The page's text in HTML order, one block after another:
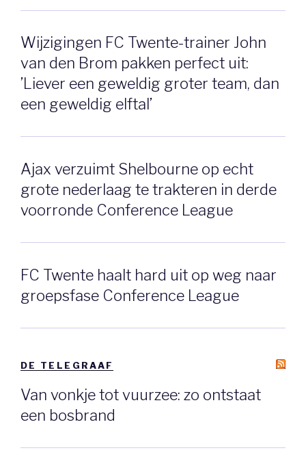
Wijzigingen FC Twente-trainer John
van den Brom pakken perfect uit:
’Liever een geweldig groter team, dan
een geweldig elftal’
Ajax verzuimt Shelbourne op echt
grote nederlaag te trakteren in derde
voorronde Conference League
FC Twente haalt hard uit op weg naar
groepsfase Conference League
DE TELEGRAAF
Van vonkje tot vuurzee: zo ontstaat
een bosbrand